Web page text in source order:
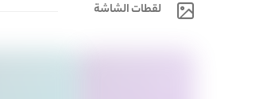
لقطات الشاشة